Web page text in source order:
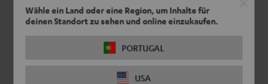
Wähle ein Land oder eine Region, um Inhalte für
deinen Standort zu sehen und online einzukaufen.
PORTUGAL
USA